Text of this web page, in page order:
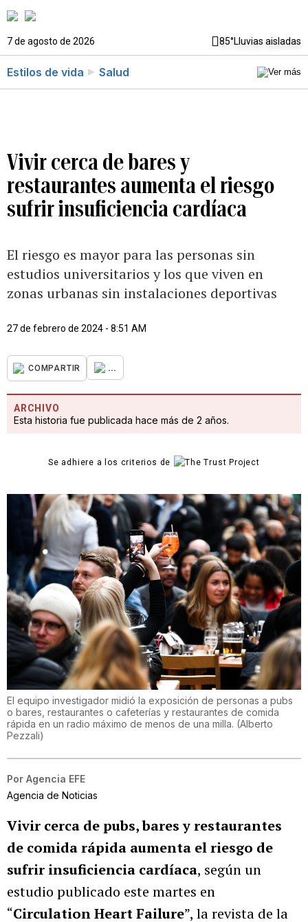
7 de agosto de 2026 85°Lluvias aisladas
Estilos de vida Salud
Vivir cerca de bares y
restaurantes aumenta el riesgo
sufrir insuficiencia cardíaca
El riesgo es mayor para las personas sin
estudios universitarios y los que viven en
zonas urbanas sin instalaciones deportivas
27 de febrero de 2024 - 8:51 AM
COMPARTIR ...
ARCHIVO
Esta historia fue publicada hace más de 2 años.
Se adhiere a los criterios de
El equipo investigador midió la exposición de personas a pubs
o bares, restaurantes o cafeterías y restaurantes de comida
rápida en un radio máximo de menos de una milla. (Alberto
Pezzali)
Por Agencia EFE
Agencia de Noticias
Vivir cerca de pubs, bares y restaurantes
de comida rápida aumenta el riesgo de
sufrir insuficiencia cardíaca, según un
estudio publicado este martes en
“Circulation Heart Failure”, la revista de la